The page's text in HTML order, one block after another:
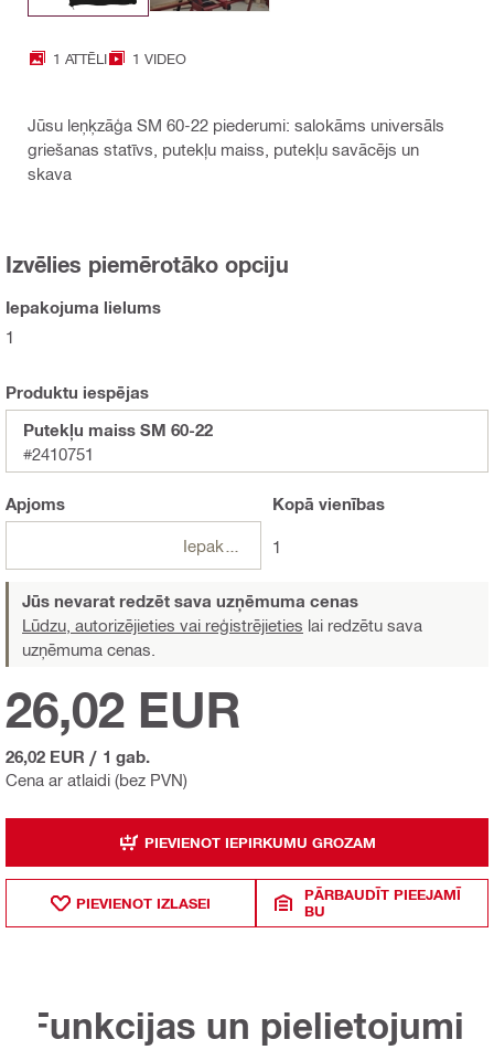
1 ATTĒLI 1 VIDEO
Jūsu leņķzāģa SM 60-22 piederumi: salokāms universāls
griešanas statīvs, putekļu maiss, putekļu savācējs un
skava
Izvēlies piemērotāko opciju
Iepakojuma lielums
1
Produktu iespējas
Putekļu maiss SM 60-22
#2410751
Apjoms Kopā vienības
1
Jūs nevarat redzēt sava uzņēmuma cenas
Lūdzu, autorizējieties vai reģistrējieties lai redzētu sava
uzņēmuma cenas.
Cena ar atlaidi (bez PVN)
26,02 EUR
26,02 EUR / 1 gab.
PIEVIENOT IEPIRKUMU GROZAM
PIEVIENOT IZLASEI
PĀRBAUDĪT PIEEJAMĪ
BU
Funkcijas un pielietojumi